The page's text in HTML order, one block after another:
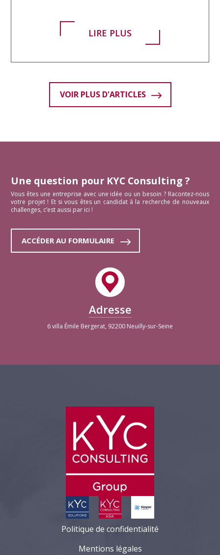
LIRE PLUS
VOIR PLUS D'ARTICLES
Une question pour KYC Consulting ?
Vous êtes une entreprise avec une idée ou un besoin ? Racontez-nous
votre projet ! Et si vous êtes un candidat à la recherche de nouveaux
challenges, c’est aussi par ici !
ACCÉDER AU FORMULAIRE
Adresse
6 villa Émile Bergerat, 92200 Neuilly-sur-Seine
Politique de confidentialité
Mentions légales